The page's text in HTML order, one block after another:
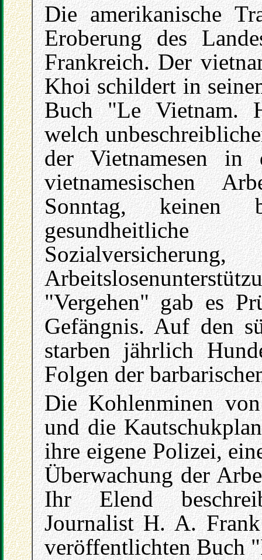
Die amerikanische
Eroberung des
Frankreich. Der
Khoi schildert in
Buch "Le Vietnam.
welch
der Vietnamesen
vietnamesischen
Sonntag, keinen
"Vergehen" gab es
Gefängnis. Auf den
starben jährlich
Folgen der
Die Kohlenminen
und die
ihre eigene Polizei,
Überwachung der
Ihr Elend
Journalist H. A.
veröffentlichten Buch